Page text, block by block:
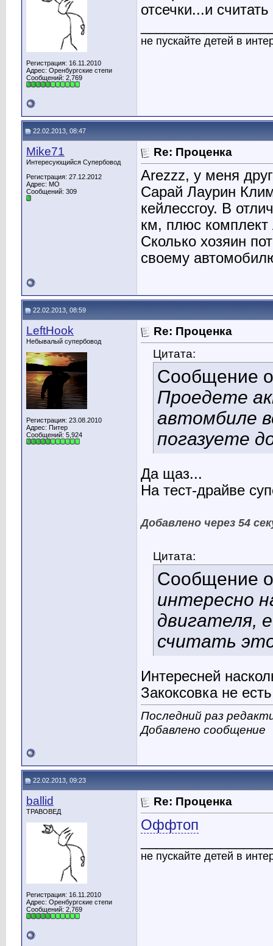
Регистрация: 16.11.2010
Адрес: Оренбургские степи
Сообщений: 2,769
отсечки...и
не пускайте детей в
22.02.2013, 08:47
Mike71
Интересующийся Супербовод
Регистрация: 27.12.2012
Адрес: МО
Сообщений: 309
Re: Проценка
Arezzz, у меня
Сарай Лаурин
кейлессгоу. В
км, плюс комплект
Сколько хозяин
своему
22.02.2013, 08:59
LeftHook
Небывалый супербовод
Регистрация: 23.08.2010
Адрес: Питер
Сообщений: 5,924
Re: Проценка
Цитата:
Сообщение
Проедете
автомбиле
погазуете
Да щаз...
На тест-драйве
Добавлено через 54
Цитата:
Сообщение
интересно
двигателя,
считать
Интересней
Закоксовка не
Последний раз
Добавлено сообщение
22.02.2013, 09:23
ballid
ТРАВОВЕД
Регистрация: 16.11.2010
Адрес: Оренбургские степи
Сообщений: 2,769
Re: Проценка
Оффтоп
не пускайте детей в